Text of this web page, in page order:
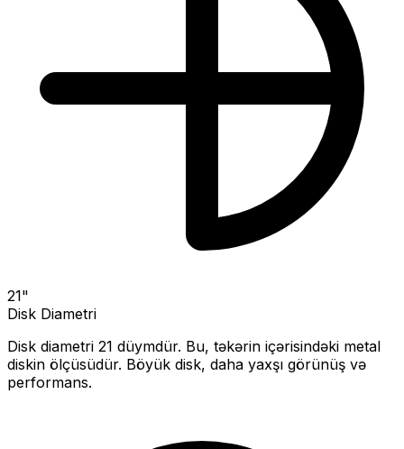
21"
Disk Diametri
Disk diametri 21 düymdür. Bu, təkərin içərisindəki metal
diskin ölçüsüdür. Böyük disk, daha yaxşı görünüş və
performans.